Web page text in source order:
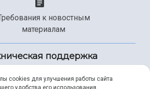
к новостным
материалам
поддержка
cookies для улучшения работы сайта
удобства его использования.